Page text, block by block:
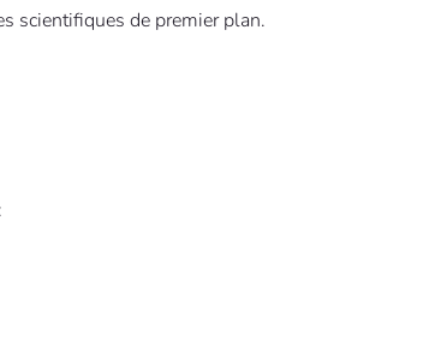
scientifiques de premier plan.